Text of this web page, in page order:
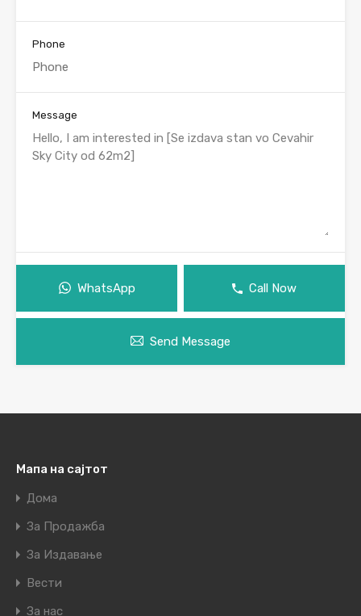
Phone
Message
WhatsApp Call Now
Send Message
Мапа на сајтот
Дома
За Продажба
За Издавање
Вести
За нас